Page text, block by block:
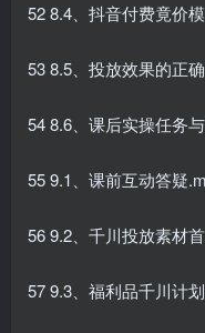
52 8.4、抖音付费竟价
53 8.5、投放效果的正
54 8.6、课后实操任务
55 9.1、课前互动答疑
56 9.2、千川投放素材
57 9.3、福利品千川计